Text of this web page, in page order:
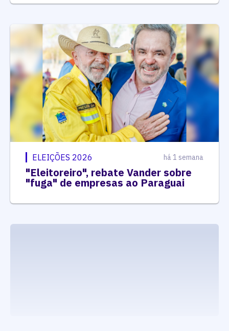
ELEIÇÕES 2026 há 1 semana
"Eleitoreiro", rebate Vander sobre
"fuga" de empresas ao Paraguai